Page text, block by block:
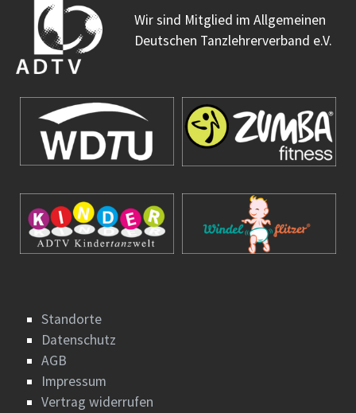
Wir sind Mitglied im Allgemeinen
Deutschen Tanzlehrerverband e.V.
Standorte
Datenschutz
AGB
Impressum
Vertrag widerrufen